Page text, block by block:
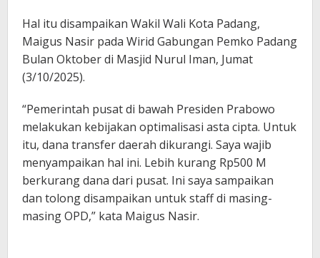
Hal itu disampaikan Wakil Wali Kota Padang,
Maigus Nasir pada Wirid Gabungan Pemko Padang
Bulan Oktober di Masjid Nurul Iman, Jumat
(3/10/2025).
“Pemerintah pusat di bawah Presiden Prabowo
melakukan kebijakan optimalisasi asta cipta. Untuk
itu, dana transfer daerah dikurangi. Saya wajib
menyampaikan hal ini. Lebih kurang Rp500 M
berkurang dana dari pusat. Ini saya sampaikan
dan tolong disampaikan untuk staff di masing-
masing OPD,” kata Maigus Nasir.